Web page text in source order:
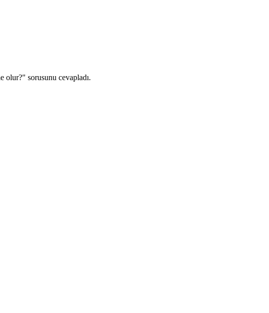
olur?" sorusunu cevapladı.